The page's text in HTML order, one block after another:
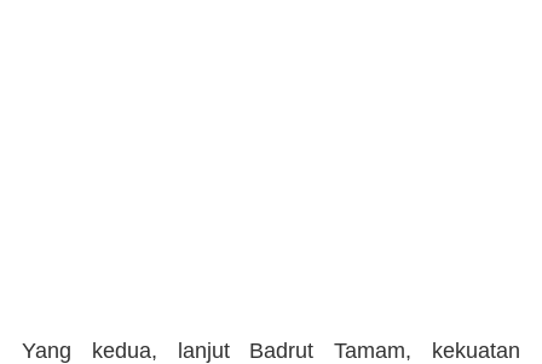
Yang kedua, lanjut Badrut Tamam, kekuatan